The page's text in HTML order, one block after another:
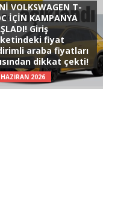
VOLKSWAGEN T-
İÇİN KAMPANYA
Giriş
fiyat
araba fiyatları
dikkat çekti!
2026